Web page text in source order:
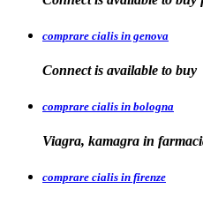
comprare cialis in genova
Connect is available to buy
comprare cialis in bologna
Viagra, kamagra in
comprare cialis in firenze